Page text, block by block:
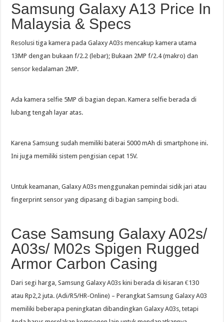
Samsung Galaxy A13 Price In
Malaysia & Specs
Resolusi tiga kamera pada Galaxy A03s mencakup kamera utama
13MP dengan bukaan f/2.2 (lebar); Bukaan 2MP f/2.4 (makro) dan
sensor kedalaman 2MP.
Ada kamera selfie 5MP di bagian depan. Kamera selfie berada di
lubang tengah layar atas.
Karena Samsung sudah memiliki baterai 5000 mAh di smartphone ini.
Ini juga memiliki sistem pengisian cepat 15V.
Untuk keamanan, Galaxy A03s menggunakan pemindai sidik jari atau
fingerprint sensor yang dipasang di bagian samping bodi.
Case Samsung Galaxy A02s/
A03s/ M02s Spigen Rugged
Armor Carbon Casing
Dari segi harga, Samsung Galaxy A03s kini berada di kisaran €130
atau Rp2,2 juta. (Adi/R5/HR-Online) – Perangkat Samsung Galaxy A03
memiliki beberapa peningkatan dibandingkan Galaxy A03s, tetapi